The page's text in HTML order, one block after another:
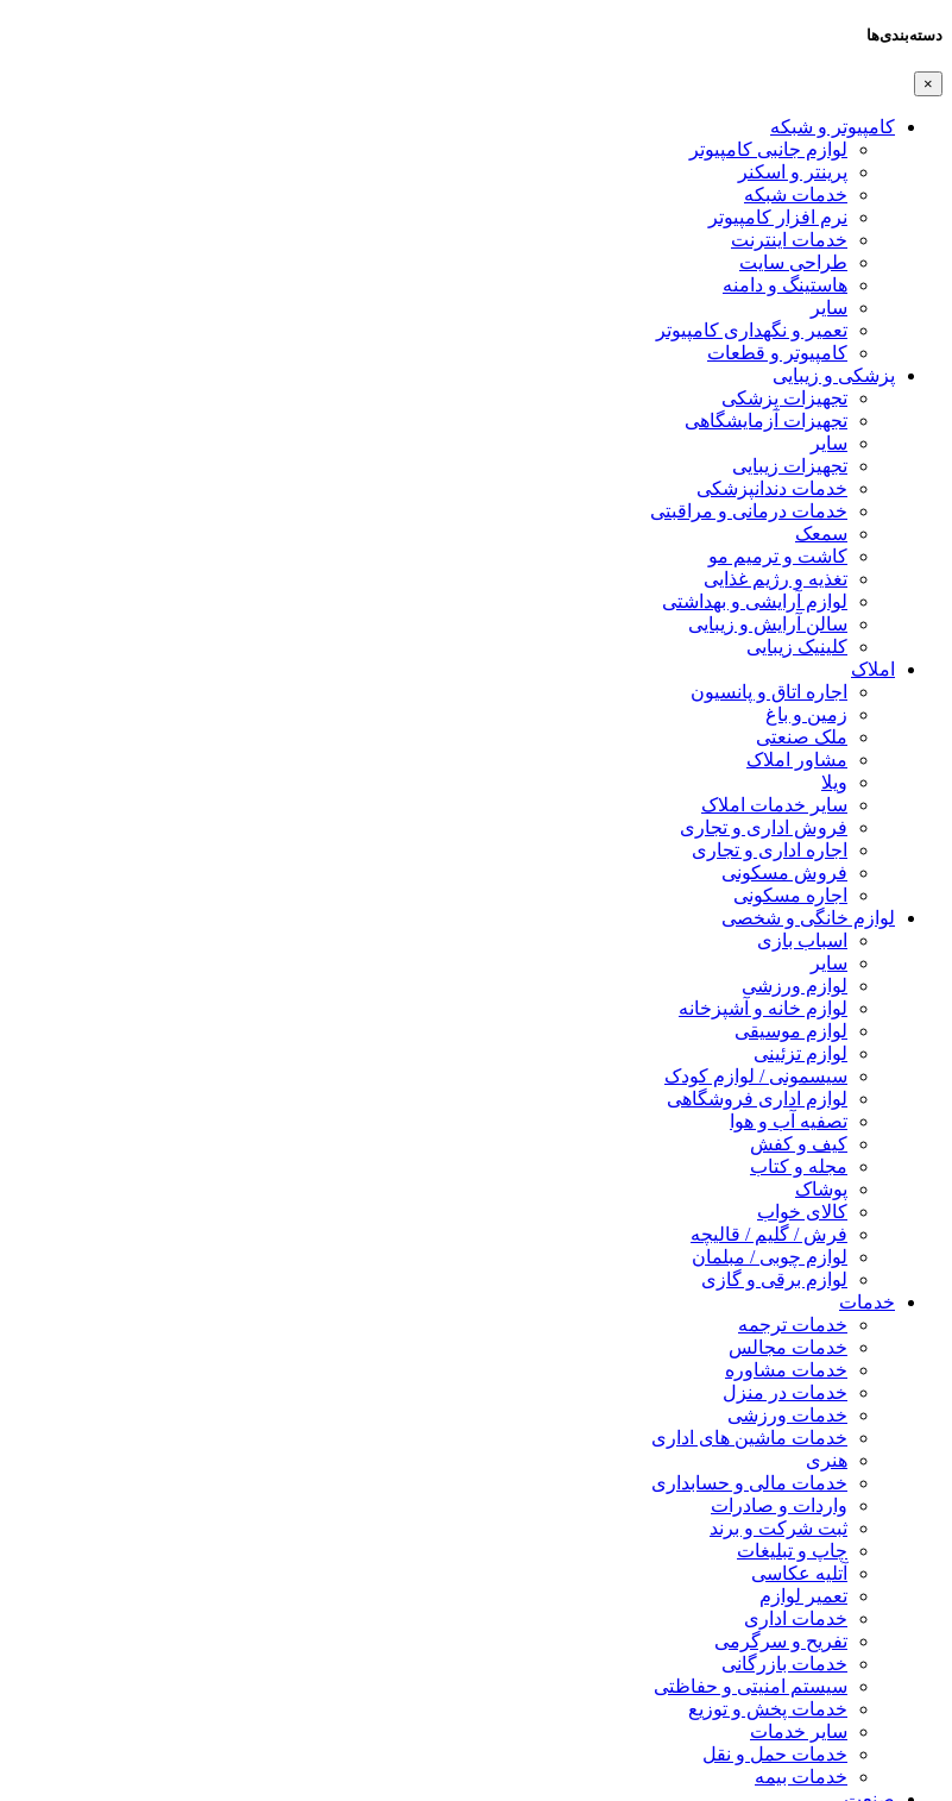
دسته‌بندی‌ها
×
کامپیوتر و شبکه
لوازم جانبی کامپیوتر
پرینتر و اسکنر
خدمات شبکه
نرم افزار کامپیوتر
خدمات اینترنت
طراحی سایت
هاستینگ و دامنه
سایر
تعمیر و نگهداری کامپیوتر
کامپیوتر و قطعات
پزشکی و زیبایی
تجهیزات پزشکی
تجهیزات آزمایشگاهی
سایر
تجهیزات زیبایی
خدمات دندانپزشکی
خدمات درمانی و مراقبتی
سمعک
کاشت و ترمیم مو
تغذیه و رژیم غذایی
لوازم آرایشی و بهداشتی
سالن آرایش و زیبایی
کلینیک زیبایی
املاک
اجاره اتاق و پانسیون
زمین و باغ
ملک صنعتی
مشاور املاک
ویلا
سایر خدمات املاک
فروش اداری و تجاری
اجاره اداری و تجاری
فروش مسکونی
اجاره مسکونی
لوازم خانگی و شخصی
اسباب بازی
سایر
لوازم ورزشی
لوازم خانه و آشپزخانه
لوازم موسیقی
لوازم تزئینی
سیسمونی / لوازم کودک
لوازم اداری فروشگاهی
تصفیه آب و هوا
کیف و کفش
مجله و کتاب
پوشاک
کالای خواب
فرش / گلیم / قالیچه
لوازم چوبی / مبلمان
لوازم برقی و گازی
خدمات
خدمات ترجمه
خدمات مجالس
خدمات مشاوره
خدمات در منزل
خدمات ورزشی
خدمات ماشین های اداری
هنری
خدمات مالی و حسابداری
واردات و صادرات
ثبت شرکت و برند
چاپ و تبلیغات
آتلیه عکاسی
تعمیر لوازم
خدمات اداری
تفریح و سرگرمی
خدمات بازرگانی
سیستم امنیتی و حفاظتی
خدمات پخش و توزیع
سایر خدمات
خدمات حمل و نقل
خدمات بیمه